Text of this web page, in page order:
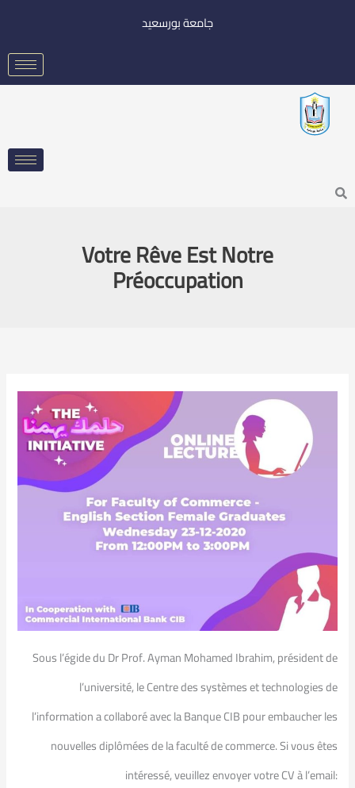
جامعة بورسعيد
Search
Votre Rêve Est Notre
Préoccupation
Sous l’égide du Dr Prof. Ayman Mohamed Ibrahim, président de
l’université, le Centre des systèmes et technologies de
l’information a collaboré avec la Banque CIB pour embaucher les
nouvelles diplômées de la faculté de commerce. Si vous êtes
intéressé, veuillez envoyer votre CV à l’email: